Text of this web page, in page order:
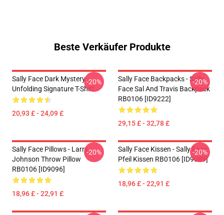
Beste Verkäufer Produkte
Sally Face Dark Mystery
Unfolding Signature T-Shirt
20,93 £ - 24,09 £
-20%
Sally Face Backpacks - Sally
Face Sal And Travis Backpack
RB0106 [ID9222]
29,15 £ - 32,78 £
-20%
Sally Face Pillows - Larry
Johnson Throw Pillow
RB0106 [ID9096]
18,96 £ - 22,91 £
-20%
Sally Face Kissen - Sally Face
Pfeil Kissen RB0106 [ID9089]
18,96 £ - 22,91 £
-20%